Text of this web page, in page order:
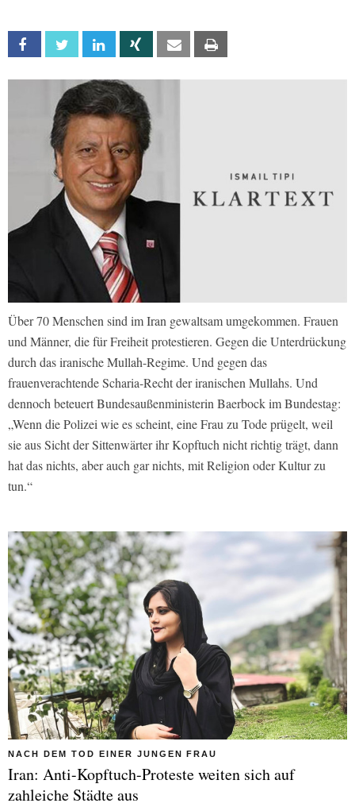
Facebook Twitter Linkedin Xing Email
Über 70 Menschen sind im Iran gewaltsam umgekommen. Frauen
und Männer, die für Freiheit protestieren. Gegen die Unterdrückung
durch das iranische Mullah-Regime. Und gegen das
frauenverachtende Scharia-Recht der iranischen Mullahs. Und
dennoch beteuert Bundesaußenministerin Baerbock im Bundestag:
„Wenn die Polizei wie es scheint, eine Frau zu Tode prügelt, weil
sie aus Sicht der Sittenwärter ihr Kopftuch nicht richtig trägt, dann
hat das nichts, aber auch gar nichts, mit Religion oder Kultur zu
tun.“
NACH DEM TOD EINER JUNGEN FRAU
Iran: Anti-Kopftuch-Proteste weiten sich auf
zahleiche Städte aus